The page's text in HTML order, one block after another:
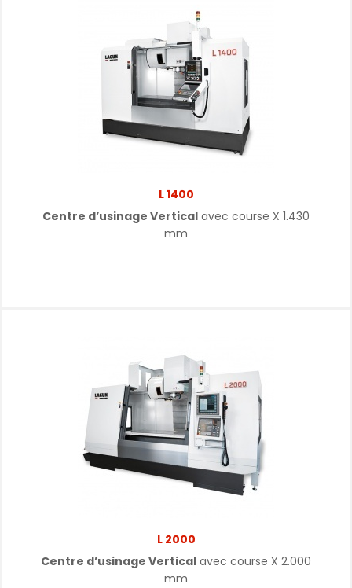
L 1400
Centre d’usinage Vertical avec course X 1.430
mm
L 2000
Centre d’usinage Vertical avec course X 2.000
mm